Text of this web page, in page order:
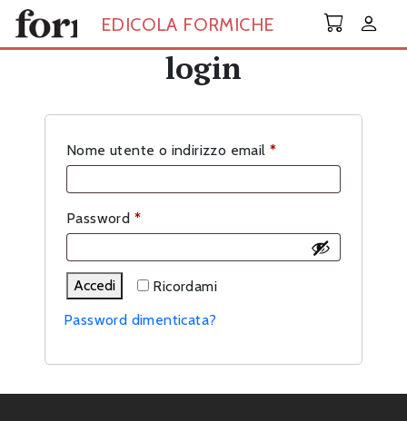
Skip to main content
EDICOLA FORMICHE
login
Nome utente o indirizzo email *Richiesto
Password *Richiesto
Ricordami
Accedi
Password dimenticata?